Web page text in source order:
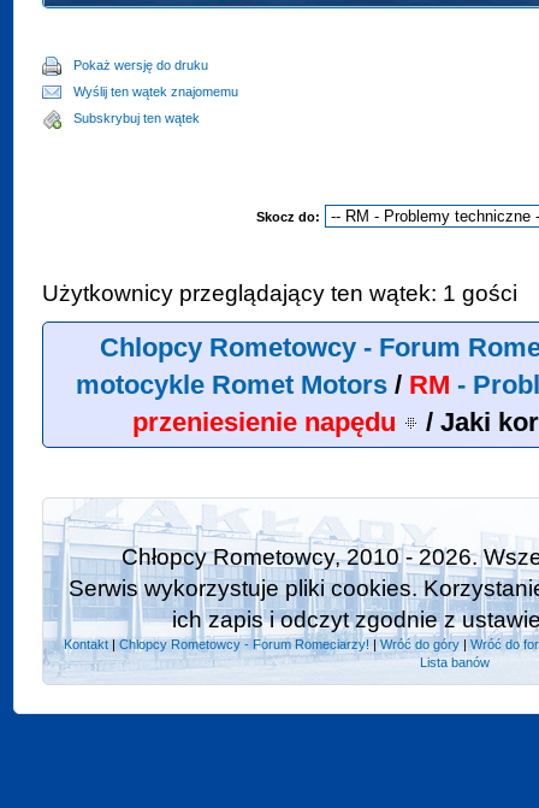
Pokaż wersję do druku
Wyślij ten wątek znajomemu
Subskrybuj ten wątek
Skocz do:
Użytkownicy przeglądający ten wątek: 1 gości
Chlopcy Rometowcy - Forum
motocykle Romet Motors/ RM -
przeniesienie napędu
/ Jaki
Chłopcy Rometowcy, 2010 - 2026.
Serwis wykorzystuje pliki cookies.
ich zapis i odczyt zgodnie z
Kontakt|Chlopcy Rometowcy - Forum Romeciarzy! |Wróć do góry| Wróć do
Lista banów